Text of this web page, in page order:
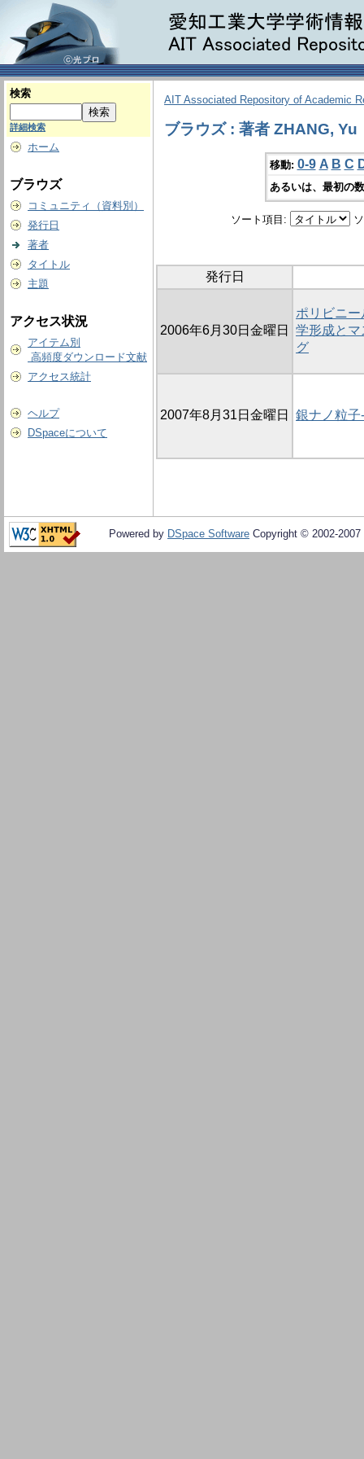
検索
詳細検索
ホーム
ブラウズ
コミュニティ（資料別）
発行日
著者
タイトル
主題
アクセス状況
アイテム別
高頻度ダウンロード文献
アクセス統計
ヘルプ
DSpaceについて
AIT Associated Repository of Academic
ブラウズ : 著者 ZHANG, Yu
移動: 0-9 A B C
あるいは、最初の
ソート項目:
発行日
2006年6月30日金曜日
ポリビニ
学形成と
グ
2007年8月31日金曜日 銀ナノ粒
Powered by DSpace Software Copyright © 2002-2007